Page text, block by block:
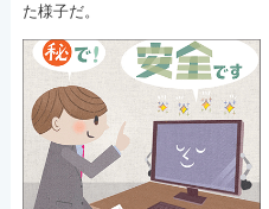
た様子だ。